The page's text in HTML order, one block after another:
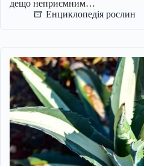
дещо неприємним…
Енциклопедія рослин